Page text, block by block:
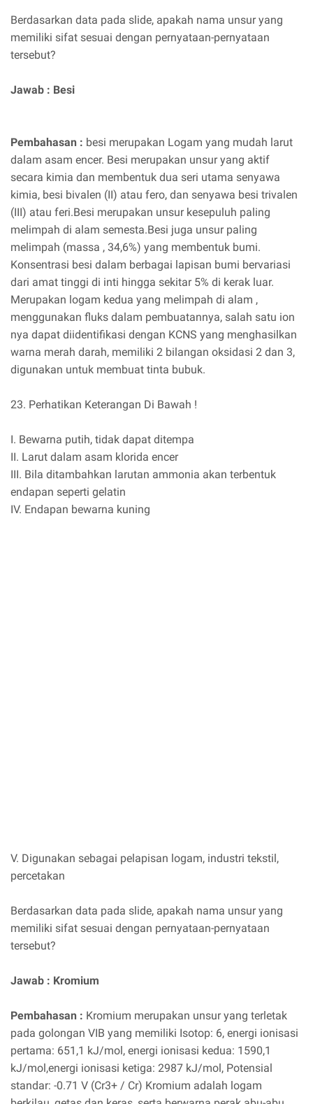
Berdasarkan data pada slide, apakah nama unsur yang
memiliki sifat sesuai dengan pernyataan-pernyataan
tersebut?
Jawab : Besi
Pembahasan : besi merupakan Logam yang mudah larut
dalam asam encer. Besi merupakan unsur yang aktif
secara kimia dan membentuk dua seri utama senyawa
kimia, besi bivalen (II) atau fero, dan senyawa besi trivalen
(III) atau feri.Besi merupakan unsur kesepuluh paling
melimpah di alam semesta.Besi juga unsur paling
melimpah (massa , 34,6%) yang membentuk bumi.
Konsentrasi besi dalam berbagai lapisan bumi bervariasi
dari amat tinggi di inti hingga sekitar 5% di kerak luar.
Merupakan logam kedua yang melimpah di alam ,
menggunakan fluks dalam pembuatannya, salah satu ion
nya dapat diidentifikasi dengan KCNS yang menghasilkan
warna merah darah, memiliki 2 bilangan oksidasi 2 dan 3,
digunakan untuk membuat tinta bubuk.
23. Perhatikan Keterangan Di Bawah !
I. Bewarna putih, tidak dapat ditempa
II. Larut dalam asam klorida encer
III. Bila ditambahkan larutan ammonia akan terbentuk
endapan seperti gelatin
IV. Endapan bewarna kuning
V. Digunakan sebagai pelapisan logam, industri tekstil,
percetakan
Berdasarkan data pada slide, apakah nama unsur yang
memiliki sifat sesuai dengan pernyataan-pernyataan
tersebut?
Jawab : Kromium
Pembahasan : Kromium merupakan unsur yang terletak
pada golongan VIB yang memiliki Isotop: 6, energi ionisasi
pertama: 651,1 kJ/mol, energi ionisasi kedua: 1590,1
kJ/mol,energi ionisasi ketiga: 2987 kJ/mol, Potensial
standar: -0.71 V (Cr3+ / Cr) Kromium adalah logam